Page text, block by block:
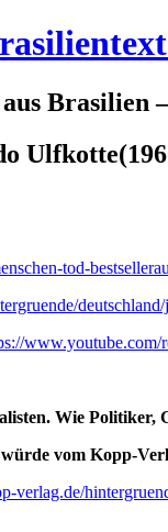
Brasilien
tod-
www.youtube.com/
Wie Politiker,
vom Kopp-
verlag.de/